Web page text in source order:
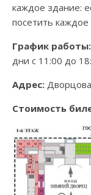
каждое здание:
посетить каждое
График работы:
дни с 11:00 до
Адрес:
Стоимость